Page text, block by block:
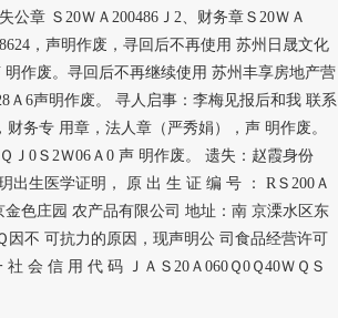
公章 Ｓ20ＷＡ200486Ｊ2、财务章Ｓ20ＷＡ
，声明作废，寻回后不再使用 苏州日晟文化
作废。寻回后不再继续使用 苏州丰享房地产营
Ａ6声明作废。 寻人启事：李梅见报后和我 联系
务专 用章，法人章（严秀娟），声 明作废。
Ｊ0Ｓ2Ｗ06Ａ0 声 明作废。 遗失：赵霞身份
出生医学证明， 原 出 生 证 编 号 ： RＳ200Ａ
色庄园 农产品有限公司 地址：南 京溧水区东
因不 可抗力的原因，现声明公 司食品经营许可
会 信 用 代 码 ＪＡＳ20Ａ060Ｑ0Ｑ40ＷＱＳ